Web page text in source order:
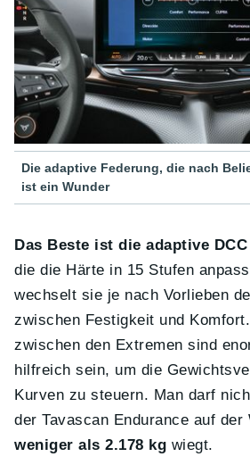
Die adaptive Federung, die nach
ist ein Wunder
Das Beste ist die adaptive
die die Härte in 15 Stufen
wechselt sie je nach Vorlieben
zwischen Festigkeit und
zwischen den Extremen sind
hilfreich sein, um die
Kurven zu steuern. Man darf
der Tavascan Endurance auf der
weniger als 2.178 kg wiegt.